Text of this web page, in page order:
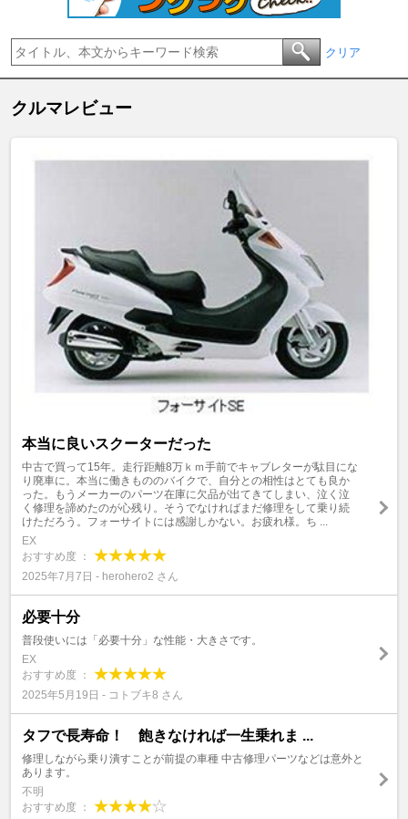
クリア
クルマレビュー
本当に良いスクーターだった
中古で買って15年。走行距離8万ｋｍ手前でキャブレターが駄目にな
り廃車に。本当に働きもののバイクで、自分との相性はとても良か
った。もうメーカーのパーツ在庫に欠品が出てきてしまい、泣く泣
く修理を諦めたのが心残り。そうでなければまだ修理をして乗り続
けただろう。フォーサイトには感謝しかない。お疲れ様。ち ...
EX
おすすめ度 ：
2025年7月7日 - herohero2 さん
必要十分
普段使いには「必要十分」な性能・大きさです。
EX
おすすめ度 ：
2025年5月19日 - コトブキ8 さん
タフで長寿命！ 飽きなければ一生乗れま ...
修理しながら乗り潰すことが前提の車種 中古修理パーツなどは意外と
あります。
不明
おすすめ度 ：